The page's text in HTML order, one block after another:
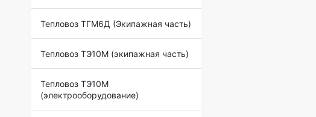
Тепловоз ТГМ6Д (Экипажная часть)
Тепловоз ТЭ10М (экипажная часть)
Тепловоз ТЭ10М
(электрооборудование)